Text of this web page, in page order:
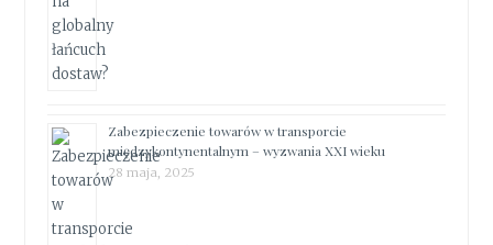
Zabezpieczenie towarów w transporcie
międzykontynentalnym – wyzwania XXI wieku
28 maja, 2025